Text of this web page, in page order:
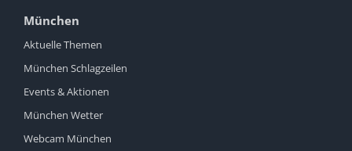
München
Aktuelle Themen
München Schlagzeilen
Events & Aktionen
München Wetter
Webcam München